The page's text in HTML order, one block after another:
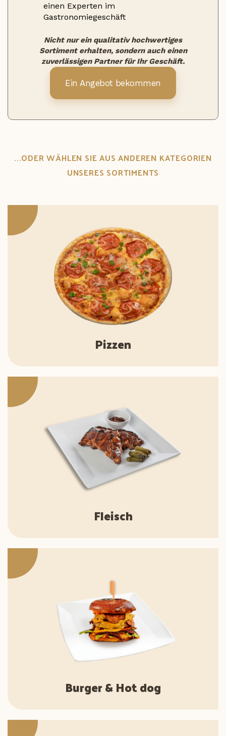
einen Experten im
Gastronomiegeschäft
Nicht nur ein qualitativ hochwertiges
Sortiment erhalten, sondern auch einen
zuverlässigen Partner für Ihr Geschäft.
Ein Angebot bekommen
...ODER WÄHLEN SIE AUS ANDEREN KATEGORIEN
UNSERES SORTIMENTS
Pizzen
Fleisch
Burger & Hot dog